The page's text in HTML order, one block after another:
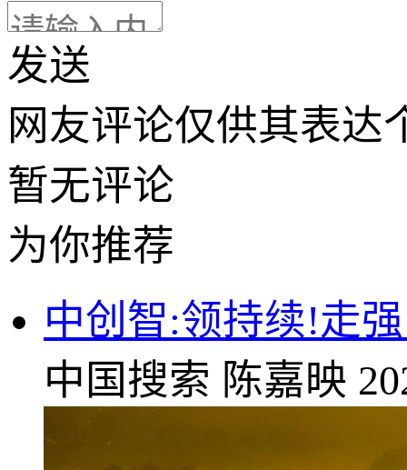
发送
网友评论仅供其表达
暂无评论
为你推荐
中创智:领持续!走
中国搜索 陈嘉映